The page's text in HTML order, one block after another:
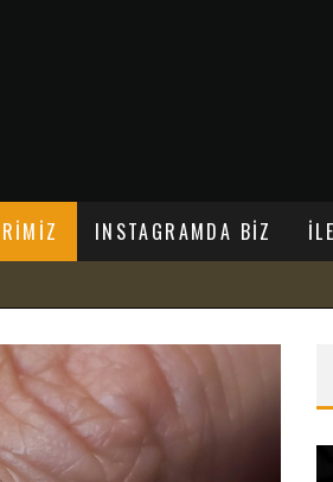
INSTAGRAMDA BİZ